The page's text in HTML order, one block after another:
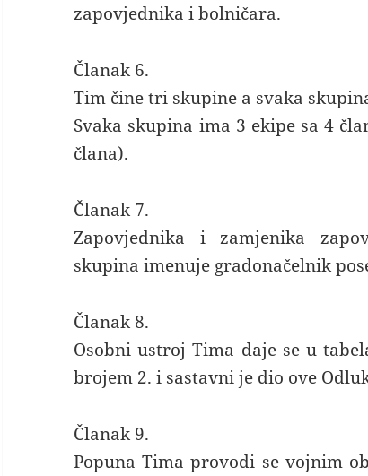
zapovjednika i bolničara.
Članak 6.
Tim čine tri skupine a svaka
Svaka skupina ima 3 ekipe sa 4
člana).
Članak 7.
Zapovjednika i zamjenika
skupina imenuje gradonačelnik
Članak 8.
Osobni ustroj Tima daje se u
brojem 2. i sastavni je dio ove
Članak 9.
Popuna Tima provodi se vojnim